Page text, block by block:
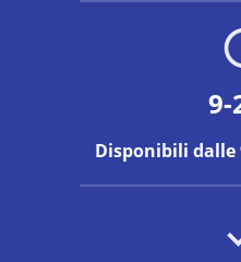
9-
Disponibili dalle